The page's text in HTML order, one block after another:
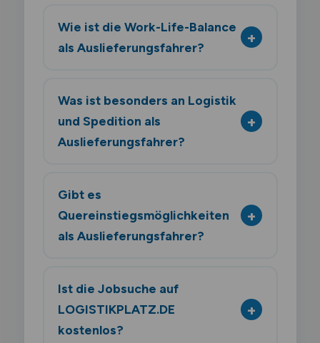
Wie ist die Work-Life-Balance
als Auslieferungsfahrer?
Was ist besonders an Logistik
und Spedition als
Auslieferungsfahrer?
Gibt es
Quereinstiegsmöglichkeiten
als Auslieferungsfahrer?
Ist die Jobsuche auf
LOGISTIKPLATZ.DE
kostenlos?